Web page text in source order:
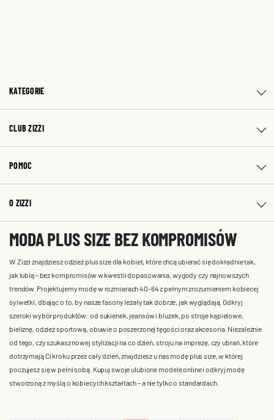
KATEGORIE
CLUB ZIZZI
POMOC
O ZIZZI
MODA PLUS SIZE BEZ KOMPROMISÓW
W Zizzi znajdziesz odzież plus size dla kobiet, które chcą ubierać się dokładnie tak,
jak lubią – bez kompromisów w kwestii dopasowania, wygody czy najnowszych
trendów. Projektujemy modę w rozmiarach 40-64 z pełnym zrozumieniem kobiecej
sylwetki, dbając o to, by nasze fasony leżały tak dobrze, jak wyglądają. Odkryj
szeroki wybór produktów: od sukienek, jeansów i bluzek, po stroje kąpielowe,
bieliznę, odzież sportową, obuwie o poszerzonej tęgości oraz akcesoria. Niezależnie
od tego, czy szukasz nowej stylizacji na co dzień, stroju na imprezę, czy ubrań, które
dotrzymają Ci kroku przez cały dzień, znajdziesz u nas modę plus size, w której
poczujesz się w pełni sobą. Kupuj swoje ulubione modele online i odkryj modę
stworzoną z myślą o kobiecych kształtach – a nie tylko o standardach.